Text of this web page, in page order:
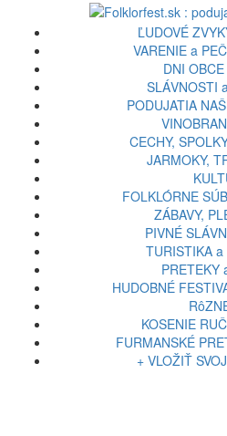
ĽUDOVÉ
VARENIE a
DNI
SLÁVNOSTI
PODUJATIA
CECHY,
JARMOKY,
FOLKLÓRNE
ZÁBAVY,
PIVNÉ
TURISTIKA
PRETEKY
HUDOBNÉ
KOSENIE
FURMANSKÉ
+ VLOŽIŤ